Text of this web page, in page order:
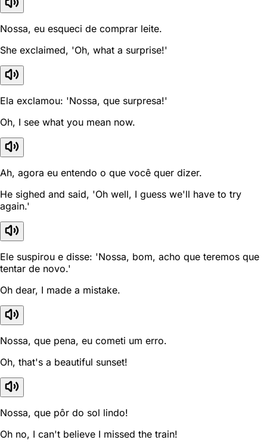
Nossa, eu esqueci de comprar leite.
She exclaimed, 'Oh, what a surprise!'
Ela exclamou: 'Nossa, que surpresa!'
Oh, I see what you mean now.
Ah, agora eu entendo o que você quer dizer.
He sighed and said, 'Oh well, I guess we'll have to try
again.'
Ele suspirou e disse: 'Nossa, bom, acho que teremos que
tentar de novo.'
Oh dear, I made a mistake.
Nossa, que pena, eu cometi um erro.
Oh, that's a beautiful sunset!
Nossa, que pôr do sol lindo!
Oh no, I can't believe I missed the train!